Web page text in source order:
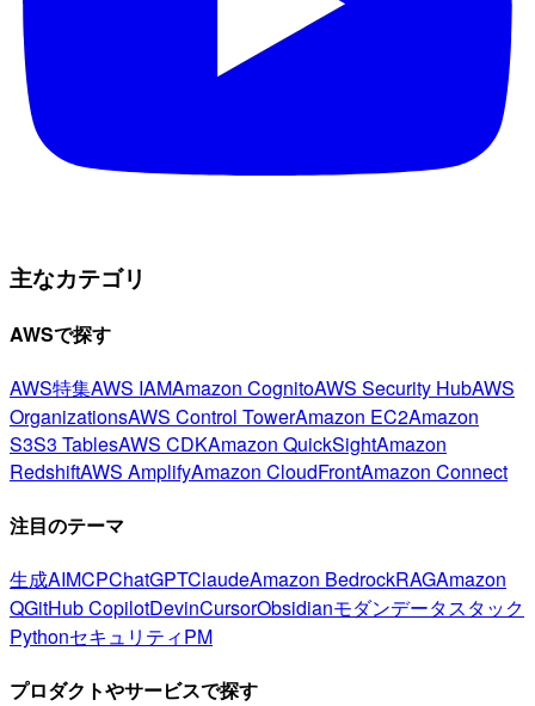
主なカテゴリ
AWSで探す
AWS特集AWS IAMAmazon CognitoAWS Security HubAWS
OrganizationsAWS Control TowerAmazon EC2Amazon
S3S3 TablesAWS CDKAmazon QuickSightAmazon
RedshiftAWS AmplifyAmazon CloudFrontAmazon Connect
注目のテーマ
生成AIMCPChatGPTClaudeAmazon BedrockRAGAmazon
QGitHub CopilotDevinCursorObsidianモダンデータスタック
PythonセキュリティPM
プロダクトやサービスで探す